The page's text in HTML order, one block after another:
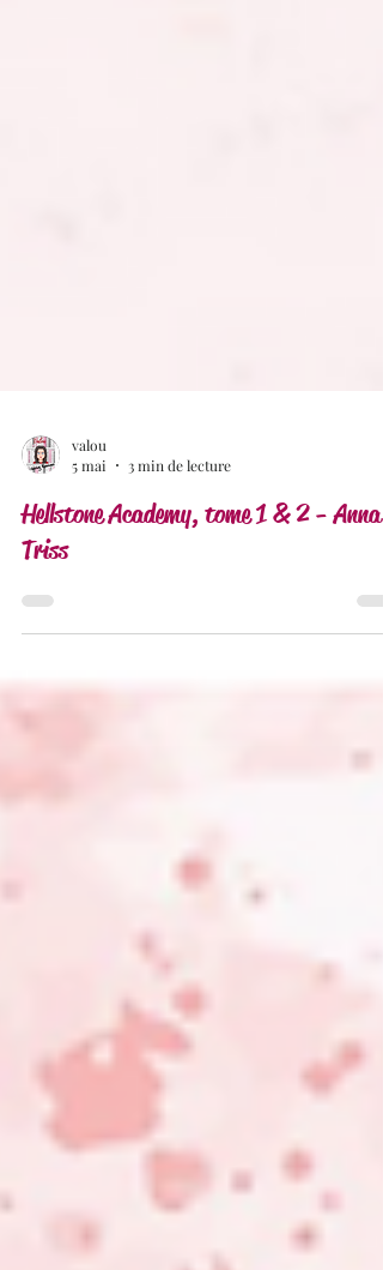
5 mai
3 min de lecture
Hellstone Academy, tome 1 & 2 - Anna
Triss